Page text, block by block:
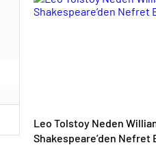
Leo Tolstoy Neden
Shakespeare’den Nefret